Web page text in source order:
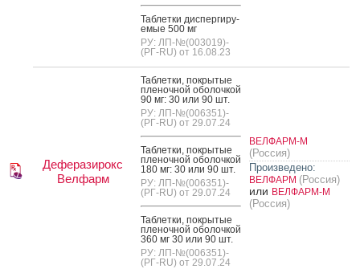
Таб­летки дис­перги­ру­
емые 500 мг
РУ: ЛП-№(003019)-
(РГ-RU) от 16.08.23
Деферазирокс
Велфарм
Таб­летки, пок­ры­тые
пле­ноч­ной обо­лоч­кой
90 мг: 30 или 90 шт.
РУ: ЛП-№(006351)-
(РГ-RU) от 29.07.24
Таб­летки, пок­ры­тые
пле­ноч­ной обо­лоч­кой
180 мг: 30 или 90 шт.
РУ: ЛП-№(006351)-
(РГ-RU) от 29.07.24
Таб­летки, пок­ры­тые
пле­ноч­ной обо­лоч­кой
360 мг 30 или 90 шт.
РУ: ЛП-№(006351)-
(РГ-RU) от 29.07.24
ВЕЛФАРМ-М
(Россия)
Произведено:
ВЕЛФАРМ (Россия)
или ВЕЛФАРМ-М
(Россия)